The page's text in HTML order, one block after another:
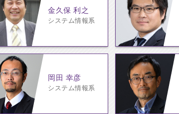
金久保 利之
システム情報系
岡田 幸彦
システム情報系